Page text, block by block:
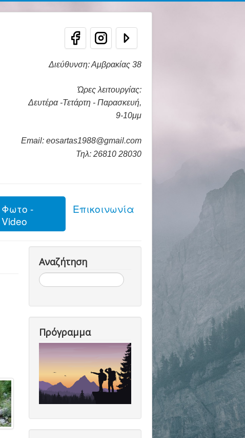
Διεύθυνση: Αμβρακίας 38
Ώρες λειτουργίας:
Δευτέρα -Τετάρτη - Παρασκευή,
9-10μμ
Email: eosartas1988@gmail.com
Τηλ: 26810 28030
Φωτο -
Video
Επικοινωνία
Αναζήτηση
Αναζήτηση...
Πρόγραμμα